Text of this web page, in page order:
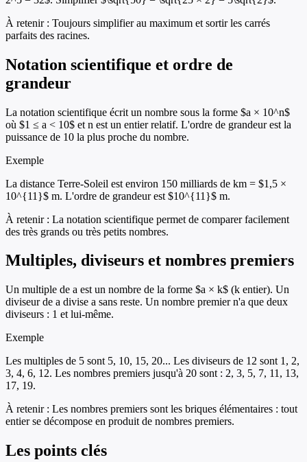
À retenir : Toujours simplifier au maximum et sortir les carrés
parfaits des racines.
Notation scientifique et ordre de
grandeur
La notation scientifique écrit un nombre sous la forme $a × 10^n$
où $1 ≤ a < 10$ et n est un entier relatif. L'ordre de grandeur est la
puissance de 10 la plus proche du nombre.
Exemple
La distance Terre-Soleil est environ 150 milliards de km = $1,5 ×
10^{11}$ m. L'ordre de grandeur est $10^{11}$ m.
À retenir : La notation scientifique permet de comparer facilement
des très grands ou très petits nombres.
Multiples, diviseurs et nombres premiers
Un multiple de a est un nombre de la forme $a × k$ (k entier). Un
diviseur de a divise a sans reste. Un nombre premier n'a que deux
diviseurs : 1 et lui-même.
Exemple
Les multiples de 5 sont 5, 10, 15, 20... Les diviseurs de 12 sont 1, 2,
3, 4, 6, 12. Les nombres premiers jusqu'à 20 sont : 2, 3, 5, 7, 11, 13,
17, 19.
À retenir : Les nombres premiers sont les briques élémentaires : tout
entier se décompose en produit de nombres premiers.
Les points clés